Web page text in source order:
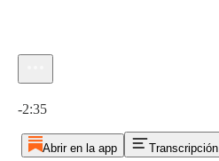
-2:35
Abrir en la app Transcripción